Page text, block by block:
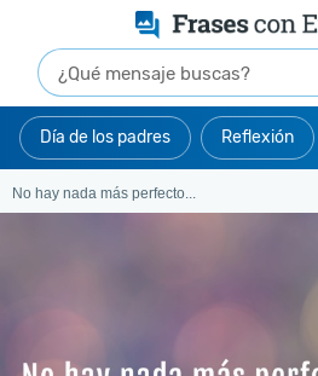
Día de los padres Reflexión
No hay nada más perfecto...